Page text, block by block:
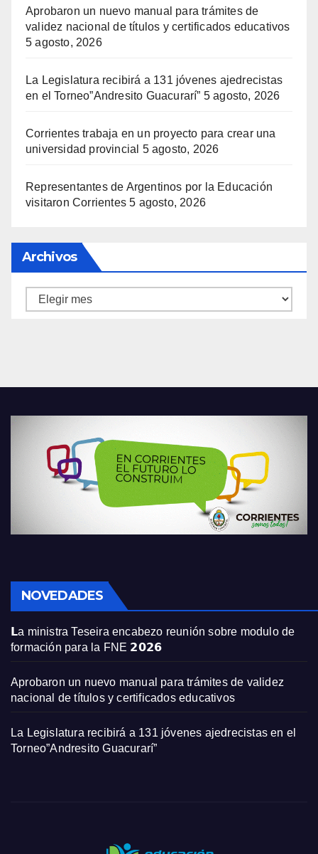
Aprobaron un nuevo manual para trámites de
validez nacional de títulos y certificados educativos
5 agosto, 2026
La Legislatura recibirá a 131 jóvenes ajedrecistas
en el Torneo”Andresito Guacurarí” 5 agosto, 2026
Corrientes trabaja en un proyecto para crear una
universidad provincial 5 agosto, 2026
Representantes de Argentinos por la Educación
visitaron Corrientes 5 agosto, 2026
Archivos
Archivos
NOVEDADES
𝗟a ministra Teseira encabezo reunión sobre modulo de
formación para la FNE 𝟮𝟬𝟮𝟲
Aprobaron un nuevo manual para trámites de validez
nacional de títulos y certificados educativos
La Legislatura recibirá a 131 jóvenes ajedrecistas en el
Torneo”Andresito Guacurarí”